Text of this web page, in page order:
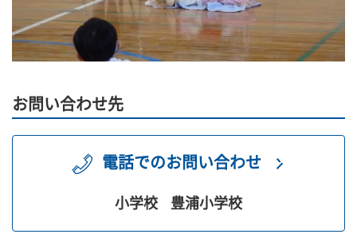
お問い合わせ先
電話でのお問い合わせ
小学校 豊浦小学校